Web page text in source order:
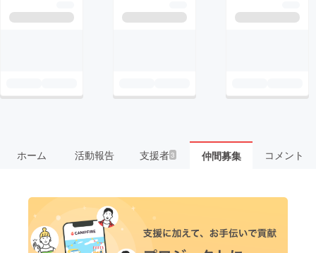
ホーム 活動報告 支援者3 仲間募集 コメント